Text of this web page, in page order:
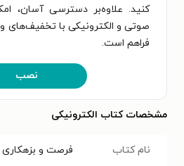
کنید. علاوه‌بر دسترسی آسان،
صوتی و الکترونیکی با تخفیف‌های
فراهم است.
نصب
مشخصات کتاب الکترونیکی
نام کتاب فرصت و بزهکاری